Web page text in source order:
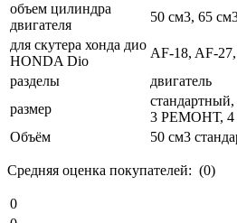
объем цилиндра
двигателя
50 см3, 65
для скутера хонда дио
HONDA Dio
AF-18, AF-
разделы
двигатель
размер
3 РЕМОНТ,
Объём
50 см3
Средняя оценка покупателей: (0)
0